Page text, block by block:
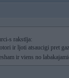
s rakstīja:
ir ljoti atsaucigi pret
ir viens no